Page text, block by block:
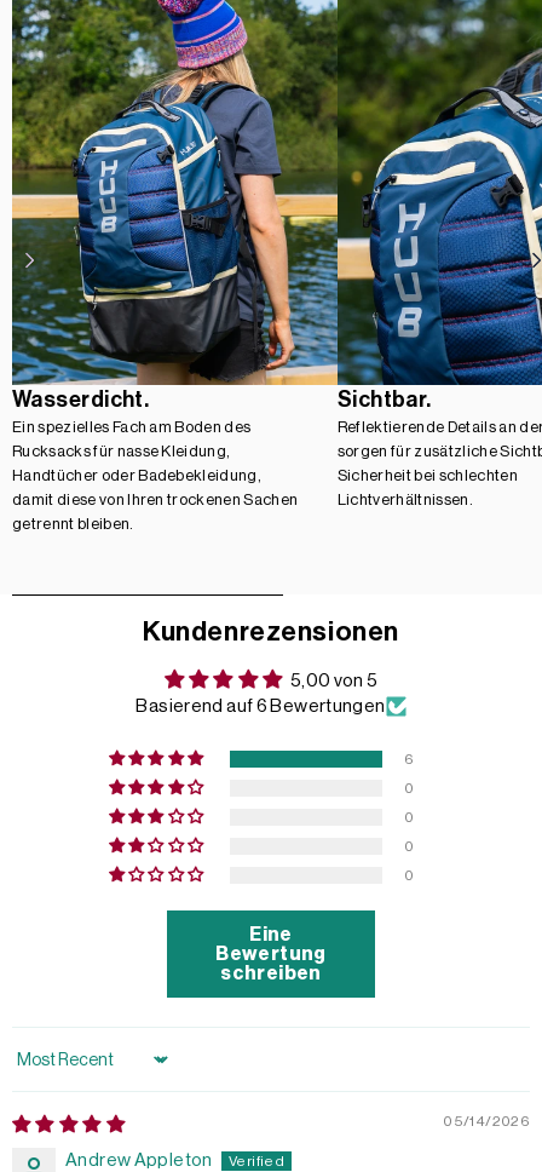
Wasserdicht.
Ein spezielles Fach am Boden des
Rucksacks für nasse Kleidung,
Handtücher oder Badebekleidung,
damit diese von Ihren trockenen Sachen
getrennt bleiben.
Sichtbar.
Reflektierende Details an
sorgen für zusätzliche
Sicherheit bei schlechten
Lichtverhältnissen.
Kundenrezensionen
5,00 von 5
Basierend auf 6 Bewertungen
6
0
0
0
0
Eine
Bewertung
schreiben
Sort by
05/14/2026
Andrew Appleton